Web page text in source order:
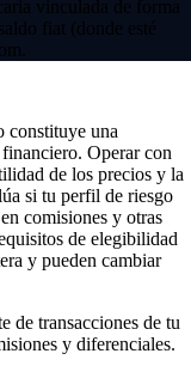
vinculada de forma
fiat (donde esté
constituye una
Operar con
de los precios y la
si tu perfil de riesgo
comisiones y otras
de elegibilidad
y pueden cambiar
de transacciones de tu
y diferenciales.